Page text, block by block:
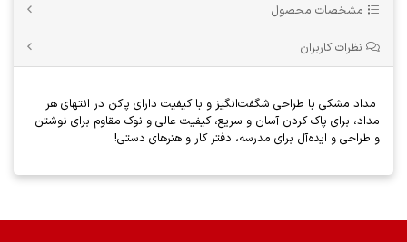
مشخصات محصول
نظرات کاربران
مداد مشکی با طراحی شگفت‌انگیز و با کیفیت دارای پاکن در انتهای هر
مداد، برای پاک کردن آسان و سریع، کیفیت عالی و نوک مقاوم برای نوشتن
و طراحی و ایده‌آل برای مدرسه، دفتر کار و هنرهای دستی!